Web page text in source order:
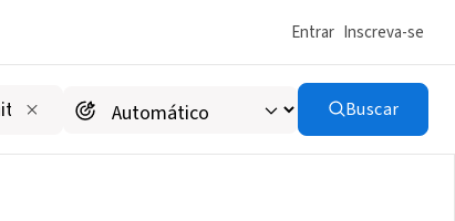
Entrar Inscreva-se
Buscar